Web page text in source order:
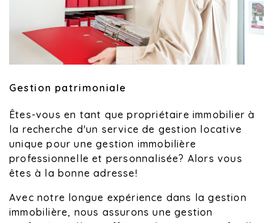
Gestion patrimoniale
Êtes-vous en tant que propriétaire immobilier à
la recherche d'un service de gestion locative
unique pour une gestion immobilière
professionnelle et personnalisée? Alors vous
êtes à la bonne adresse!
Avec notre longue expérience dans la gestion
immobilière, nous assurons une gestion